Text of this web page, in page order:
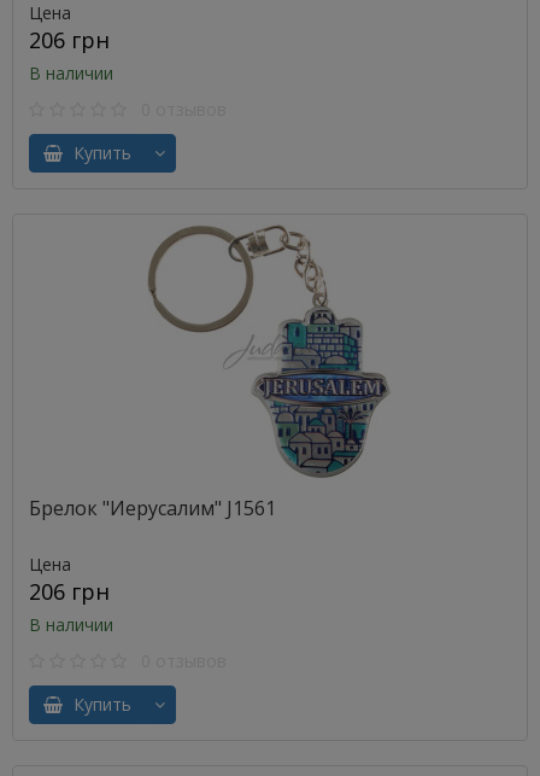
Цена
206 грн
В наличии
Купить
Брелок "Иерусалим" J1561
Цена
206 грн
В наличии
Купить